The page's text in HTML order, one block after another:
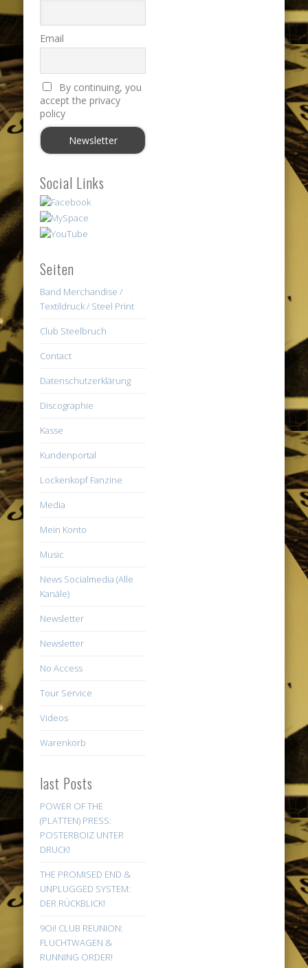
Email
By continuing, you
accept the privacy
policy
Social Links
Seiten
Band Merchandise /
Textildruck / Steel Print
Club Steelbruch
Contact
Datenschutzerklärung
Discographie
Kasse
Kundenportal
Lockenkopf Fanzine
Media
Mein Konto
Music
News Socialmedia (Alle
Kanäle)
Newsletter
Newsletter
No Access
Tour Service
Videos
Warenkorb
last Posts
POWER OF THE
(PLATTEN) PRESS:
POSTERBOIZ UNTER
DRUCK!
THE PROMISED END &
UNPLUGGED SYSTEM:
DER RÜCKBLICK!
9Oi! CLUB REUNION:
FLUCHTWAGEN &
RUNNING ORDER!